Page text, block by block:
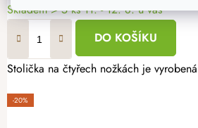
Skladem> 5 ks 11. - 12. 8. u vás
DO KOŠÍKU
Stolička na čtyřech nožkách je
-20%